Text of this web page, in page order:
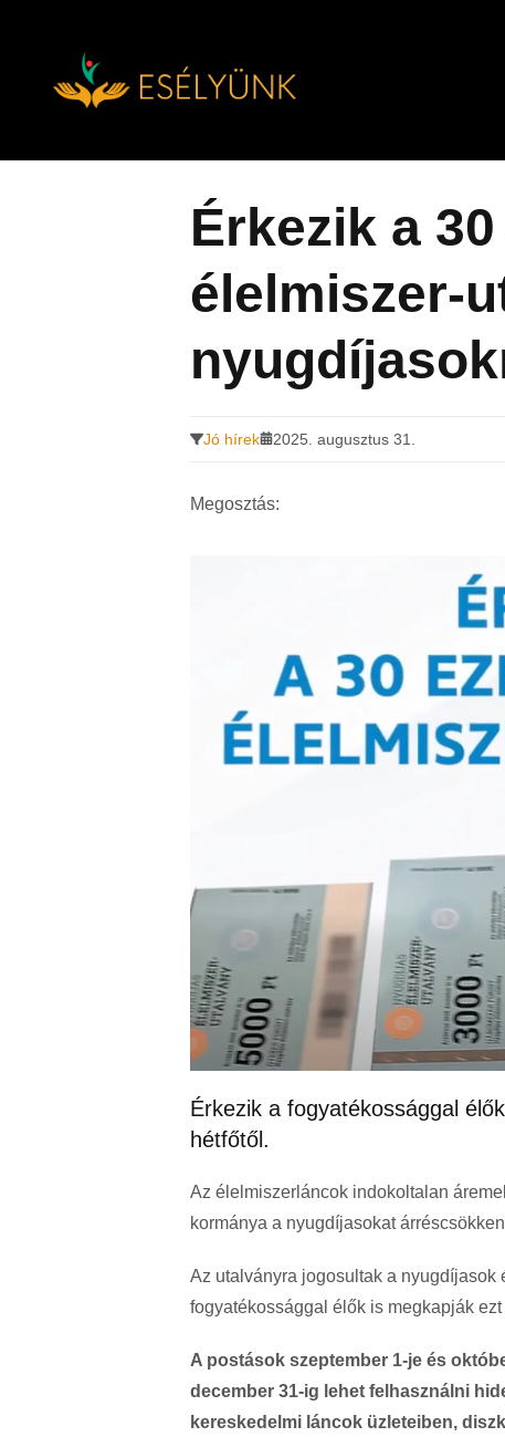
Érkezik a
élelmiszer-
Jó hírek 2025. augusztus 31.
Megosztás:
Érkezik a fogyatékossággal
hétfőtől.
Az élelmiszerláncok indokoltalan
kormánya a nyugdíjasokat
Az utalványra jogosultak a
fogyatékossággal élők is megkapják
A postások szeptember 1-je és
december 31-ig lehet felhasználni
kereskedelmi láncok üzleteiben,